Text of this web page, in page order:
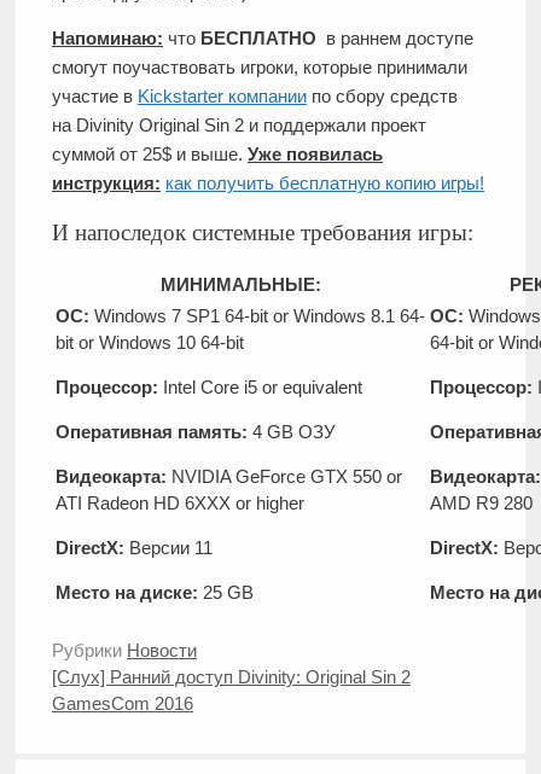
Напоминаю: что БЕСПЛАТНО в раннем доступе
смогут поучаствовать игроки, которые принимали
участие в Kickstarter компании по сбору средств
на Divinity Original Sin 2 и поддержали проект
суммой от 25$ и выше. Уже появилась
инструкция: как получить бесплатную копию игры!
И напоследок системные требования игры:
МИНИМАЛЬНЫЕ:
ОС: Windows 7 SP1 64-bit or Windows 8.1 64-
bit or Windows 10 64-bit
Процессор: Intel Core i5 or equivalent
Оперативная память: 4 GB ОЗУ
Видеокарта: NVIDIA GeForce GTX 550 or
ATI Radeon HD 6XXX or higher
DirectX: Версии 11
Место на диске: 25 GB
ОС:
64-bit or
Процессор:
Видеокарта:
AMD R9 280
DirectX:
Место на
Рубрики Новости
[Слух] Ранний доступ Divinity: Original Sin 2
GamesСom 2016